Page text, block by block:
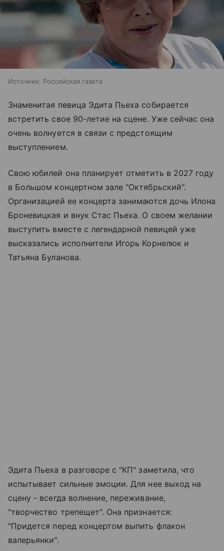
Источник: Российская газета
Знаменитая певица Эдита Пьеха собирается
встретить свое 90-летие на сцене. Уже сейчас она
очень волнуется в связи с предстоящим
выступлением.
Свою юбилей она планирует отметить в 2027 году
в Большом концертном зале "Октябрьский".
Организацией ее концерта занимаются дочь Илона
Броневицкая и внук Стас Пьеха. О своем желании
выступить вместе с легендарной певицей уже
высказались исполнители Игорь Корнелюк и
Татьяна Буланова.
Эдита Пьеха в разговоре с "КП" заметила, что
испытывает сильные эмоции. Для нее выход на
сцену - всегда волнение, переживание,
"творчество трепещет". Она признается:
"Придется перед концертом выпить флакон
валерьянки".